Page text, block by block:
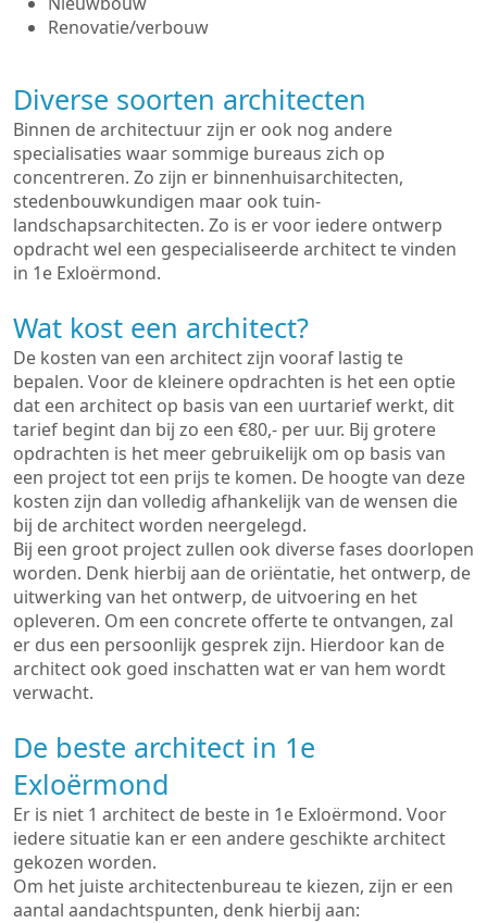
Renovatie/verbouw
Diverse soorten architecten
Binnen de architectuur zijn er ook nog andere
specialisaties waar sommige bureaus zich op
concentreren. Zo zijn er binnenhuisarchitecten,
stedenbouwkundigen maar ook tuin-
landschapsarchitecten. Zo is er voor iedere ontwerp
opdracht wel een gespecialiseerde architect te vinden
in 1e Exloërmond.
Wat kost een architect?
De kosten van een architect zijn vooraf lastig te
bepalen. Voor de kleinere opdrachten is het een optie
dat een architect op basis van een uurtarief werkt, dit
tarief begint dan bij zo een €80,- per uur. Bij grotere
opdrachten is het meer gebruikelijk om op basis van
een project tot een prijs te komen. De hoogte van deze
kosten zijn dan volledig afhankelijk van de wensen die
bij de architect worden neergelegd.
Bij een groot project zullen ook diverse fases doorlopen
worden. Denk hierbij aan de oriëntatie, het ontwerp, de
uitwerking van het ontwerp, de uitvoering en het
opleveren. Om een concrete offerte te ontvangen, zal
er dus een persoonlijk gesprek zijn. Hierdoor kan de
architect ook goed inschatten wat er van hem wordt
verwacht.
De beste architect in 1e
Exloërmond
Er is niet 1 architect de beste in 1e Exloërmond. Voor
iedere situatie kan er een andere geschikte architect
gekozen worden.
Om het juiste architectenbureau te kiezen, zijn er een
aantal aandachtspunten, denk hierbij aan: